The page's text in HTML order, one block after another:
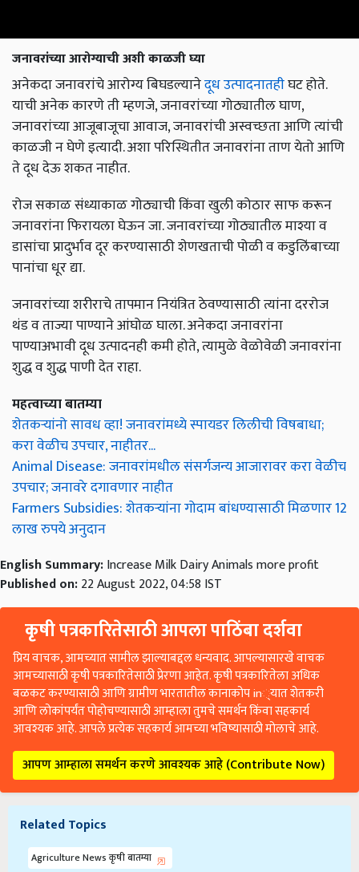
जनावरांच्या आरोग्याची अशी काळजी घ्या
अनेकदा जनावरांचे आरोग्य बिघडल्याने
याची अनेक कारणे ती म्हणजे, जनावरांच्या गोठ्यातील घाण,
जनावरांच्या आजूबाजूचा आवाज, जनावरांची अस्वच्छता आणि त्यांची
काळजी न घेणे इत्यादी. अशा परिस्थितीत जनावरांना ताण येतो आणि
ते दूध देऊ शकत नाहीत.
जनावरांना फिरायला घेऊन जा. जनावरांच्या गोठ्यातील माश्या व
डासांचा प्रादुर्भाव दूर करण्यासाठी शेणखताची पोळी व कडुलिंबाच्या
पानांचा धूर द्या.
थंड व ताज्या पाण्याने आंघोळ घाला. अनेकदा जनावरांना
पाण्याअभावी दूध उत्पादनही कमी होते, त्यामुळे वेळोवेळी जनावरांना
शुद्ध व शुद्ध पाणी देत ​​राहा.
शेतकऱ्यांनो सावध व्हा! जनावरांमध्ये स्पायडर लिलीची विषबाधा;
करा वेळीच उपचार, नाहीतर...
Animal Disease: जनावरांमधील संसर्गजन्य आजारावर करा वेळीच
उपचार; जनावरे दगावणार नाहीत
Farmers Subsidies: शेतकऱ्यांना गोदाम बांधण्यासाठी मिळणार 12
लाख रुपये अनुदान
Published on:22 August 2022, 04:58 IST
कृषी पत्रकारितेसाठी आपला पाठिंबा दर्शवा
प्रिय वाचक, आमच्यात सामील झाल्याबद्दल धन्यवाद. आपल्यासारखे वाचक
आमच्यासाठी कृषी पत्रकारितेसाठी प्रेरणा आहेत. कृषी पत्रकारितेला अधिक
बळकट करण्यासाठी आणि ग्रामीण भारतातील कानाकोप in्यात शेतकरी
आणि लोकांपर्यंत पोहोचण्यासाठी आम्हाला तुमचे समर्थन किंवा सहकार्य
आवश्यक आहे. आपले प्रत्येक सहकार्य आमच्या भविष्यासाठी मोलाचे आहे.
आपण आम्हाला समर्थन करणे आवश्यक आहे (Contribute Now)